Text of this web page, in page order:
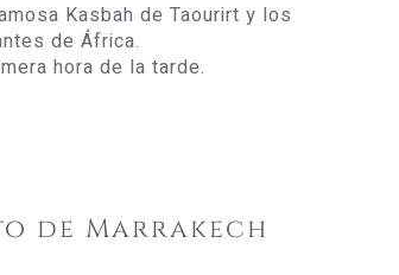
Kasbah de Taourirt y los
de África.
hora de la tarde.
de Marrakech